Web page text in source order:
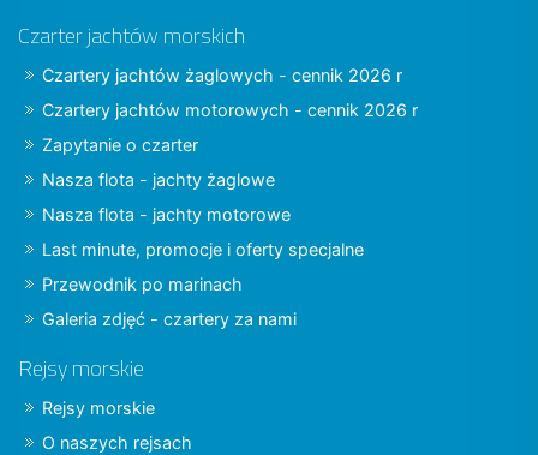
Czarter jachtów morskich
Czartery jachtów żaglowych - cennik 2026 r
Czartery jachtów motorowych - cennik 2026 r
Zapytanie o czarter
Nasza flota - jachty żaglowe
Nasza flota - jachty motorowe
Last minute, promocje i oferty specjalne
Przewodnik po marinach
Galeria zdjęć - czartery za nami
Rejsy morskie
Rejsy morskie
O naszych rejsach